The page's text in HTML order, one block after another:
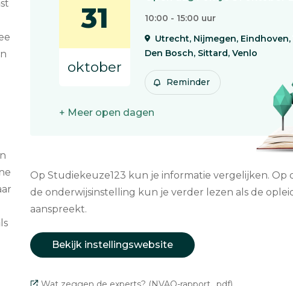
31
oktober
10:00 - 15:00 uur
Utrecht, Nijmegen,
Den Bosch, Sittard, Venlo
Reminder
+ Meer open dagen
Op Studiekeuze123 kun je informatie vergelijken. Op
de onderwijsinstelling kun je verder lezen als de
aanspreekt.
Bekijk instellingswebsite